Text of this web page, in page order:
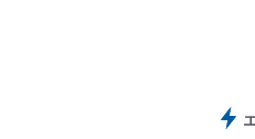
よくあるご